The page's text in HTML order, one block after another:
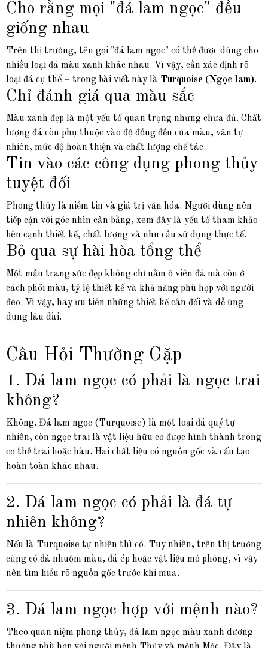
Cho rằng mọi "đá lam ngọc" đều
giống nhau
Trên thị trường, tên gọi "đá lam ngọc" có thể được dùng cho
nhiều loại đá màu xanh khác nhau. Vì vậy, cần xác định rõ
loại đá cụ thể – trong bài viết này là Turquoise (Ngọc lam).
Chỉ đánh giá qua màu sắc
Màu xanh đẹp là một yếu tố quan trọng nhưng chưa đủ. Chất
lượng đá còn phụ thuộc vào độ đồng đều của màu, vân tự
nhiên, mức độ hoàn thiện và chất lượng chế tác.
Tin vào các công dụng phong thủy
tuyệt đối
Phong thủy là niềm tin và giá trị văn hóa. Người dùng nên
tiếp cận với góc nhìn cân bằng, xem đây là yếu tố tham khảo
bên cạnh thiết kế, chất lượng và nhu cầu sử dụng thực tế.
Bỏ qua sự hài hòa tổng thể
Một mẫu trang sức đẹp không chỉ nằm ở viên đá mà còn ở
cách phối màu, tỷ lệ thiết kế và khả năng phù hợp với người
đeo. Vì vậy, hãy ưu tiên những thiết kế cân đối và dễ ứng
dụng lâu dài.
Câu Hỏi Thường Gặp
1. Đá lam ngọc có phải là ngọc trai
không?
Không. Đá lam ngọc (Turquoise) là một loại đá quý tự
nhiên, còn ngọc trai là vật liệu hữu cơ được hình thành trong
cơ thể trai hoặc hàu. Hai chất liệu có nguồn gốc và cấu tạo
hoàn toàn khác nhau.
2. Đá lam ngọc có phải là đá tự
nhiên không?
Nếu là Turquoise tự nhiên thì có. Tuy nhiên, trên thị trường
cũng có đá nhuộm màu, đá ép hoặc vật liệu mô phỏng, vì vậy
nên tìm hiểu rõ nguồn gốc trước khi mua.
3. Đá lam ngọc hợp với mệnh nào?
Theo quan niệm phong thủy, đá lam ngọc màu xanh dương